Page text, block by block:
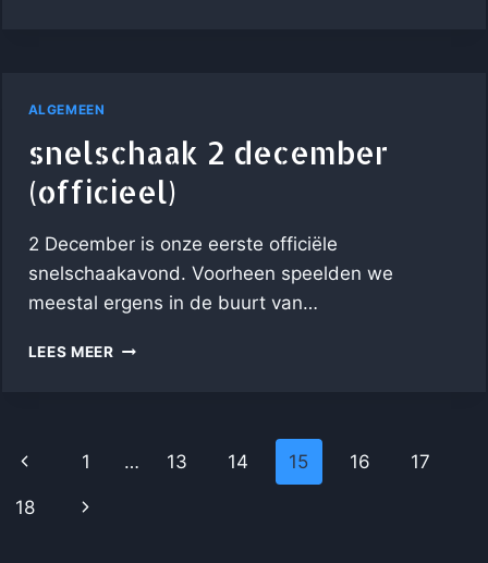
ALGEMEEN
snelschaak 2 december
(officieel)
2 December is onze eerste officiële
snelschaakavond. Voorheen speelden we
meestal ergens in de buurt van…
LEES MEERSNELSCHAAK
PAGINANAVIGATIE
Vorige
pagina
1 … 13 14 15 16 17
18
Volgende